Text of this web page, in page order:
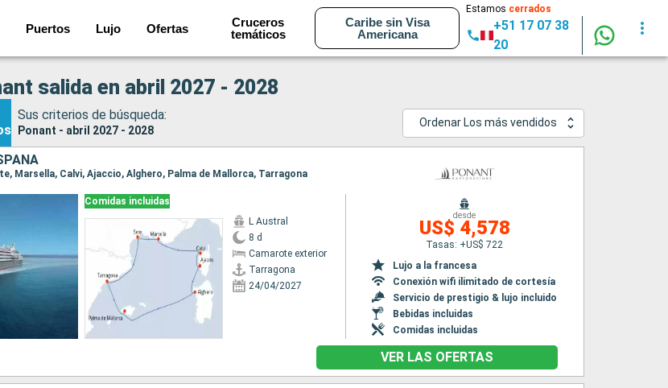
Puertos Lujo Ofertas
Cruceros
temáticos
Caribe sin Visa
Americana
Estamos cerrados
+51 17 07 38
20
salida en abril 2027 - 2028
Sus criterios de búsqueda:
Ponant - abril 2027 - 2028
Ordenar Los más vendidos
Marsella, Calvi, Ajaccio, Alghero, Palma de Mallorca, Tarragona
Comidas incluidas
L Austral
8 d
Camarote exterior
Tarragona
24/04/2027
desde
US$ 4,578
Tasas: +US$ 722
Lujo a la francesa
Conexión wifi ilimitado de cortesía
Servicio de prestigio & lujo incluido
Bebidas incluidas
Comidas incluidas
VER LAS OFERTAS